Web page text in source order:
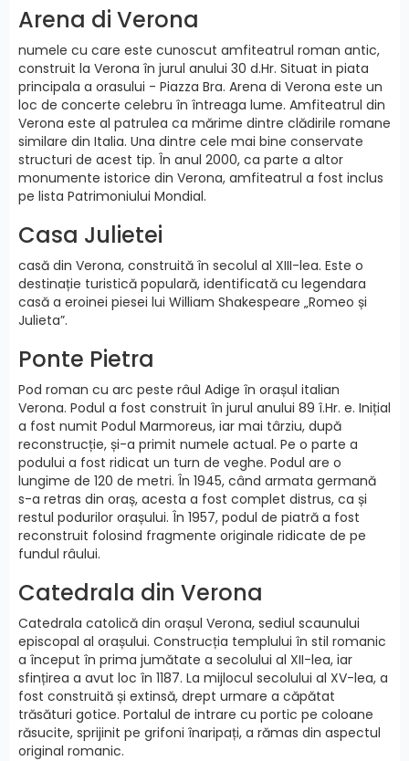
Arena di Verona
numele cu care este cunoscut amfiteatrul roman antic,
construit la Verona în jurul anului 30 d.Hr. Situat in piata
principala a orasului - Piazza Bra. Arena di Verona este un
loc de concerte celebru în întreaga lume. Amfiteatrul din
Verona este al patrulea ca mărime dintre clădirile romane
similare din Italia. Una dintre cele mai bine conservate
structuri de acest tip. În anul 2000, ca parte a altor
monumente istorice din Verona, amfiteatrul a fost inclus
pe lista Patrimoniului Mondial.
Casa Julietei
casă din Verona, construită în secolul al XIII-lea. Este o
destinație turistică populară, identificată cu legendara
casă a eroinei piesei lui William Shakespeare „Romeo și
Julieta”.
Ponte Pietra
Pod roman cu arc peste râul Adige în orașul italian
Verona. Podul a fost construit în jurul anului 89 î.Hr. e. Inițial
a fost numit Podul Marmoreus, iar mai târziu, după
reconstrucție, și-a primit numele actual. Pe o parte a
podului a fost ridicat un turn de veghe. Podul are o
lungime de 120 de metri. În 1945, când armata germană
s-a retras din oraș, acesta a fost complet distrus, ca și
restul podurilor orașului. În 1957, podul de piatră a fost
reconstruit folosind fragmente originale ridicate de pe
fundul râului.
Catedrala din Verona
Catedrala catolică din orașul Verona, sediul scaunului
episcopal al orașului. Construcția templului în stil romanic
a început în prima jumătate a secolului al XII-lea, iar
sfințirea a avut loc în 1187. La mijlocul secolului al XV-lea, a
fost construită și extinsă, drept urmare a căpătat
trăsături gotice. Portalul de intrare cu portic pe coloane
răsucite, sprijinit pe grifoni înaripați, a rămas din aspectul
original romanic.